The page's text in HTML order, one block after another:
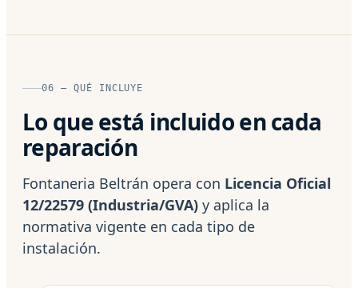
06 — QUÉ INCLUYE
Lo que está incluido en cada
reparación
Fontaneria Beltrán opera con Licencia Oficial
12/22579 (Industria/GVA) y aplica la
normativa vigente en cada tipo de
instalación.